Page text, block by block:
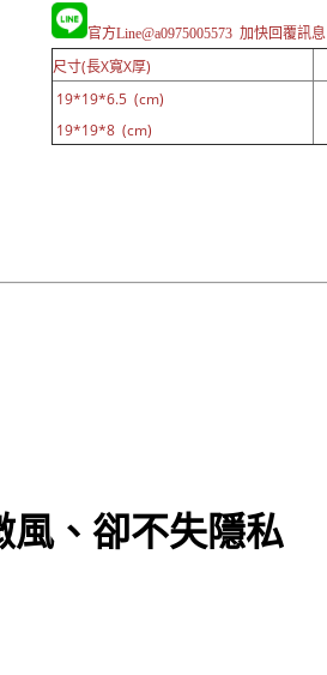
官方Line@a0975005573 加快回覆訊息
尺寸(長X寬X厚)
19*19*6.5 (cm)
19*19*8 (cm)
風、卻不失隱私